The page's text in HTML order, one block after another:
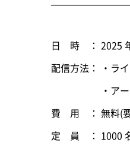
日 時 ： 2025 年
配信方法： ・ラ
・アーカイブ
費 用 ： 無料(要
定 員 ： 1000